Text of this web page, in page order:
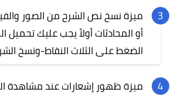
ميزة نسخ نص الشرح من الصور
أو المحادثات أولاً يجب عليك
الضغط على الثلاث النقاط-ونسخ
ميزة ظهور إشعارات عند مشاهدة